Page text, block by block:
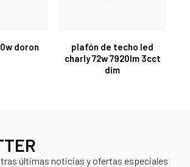
doron
plafón de techo led
charly 72w 7920lm 3cct
dim
últimas noticias y ofertas especiales